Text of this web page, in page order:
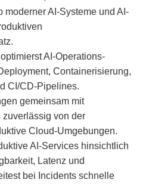
moderner AI-Systeme und AI-
AI-Operations-
Containerisierung,
CI/CD-Pipelines.
gemeinsam mit
zuverlässig von der
Cloud-Umgebungen.
AI-Services hinsichtlich
Latenz und
bei Incidents schnelle